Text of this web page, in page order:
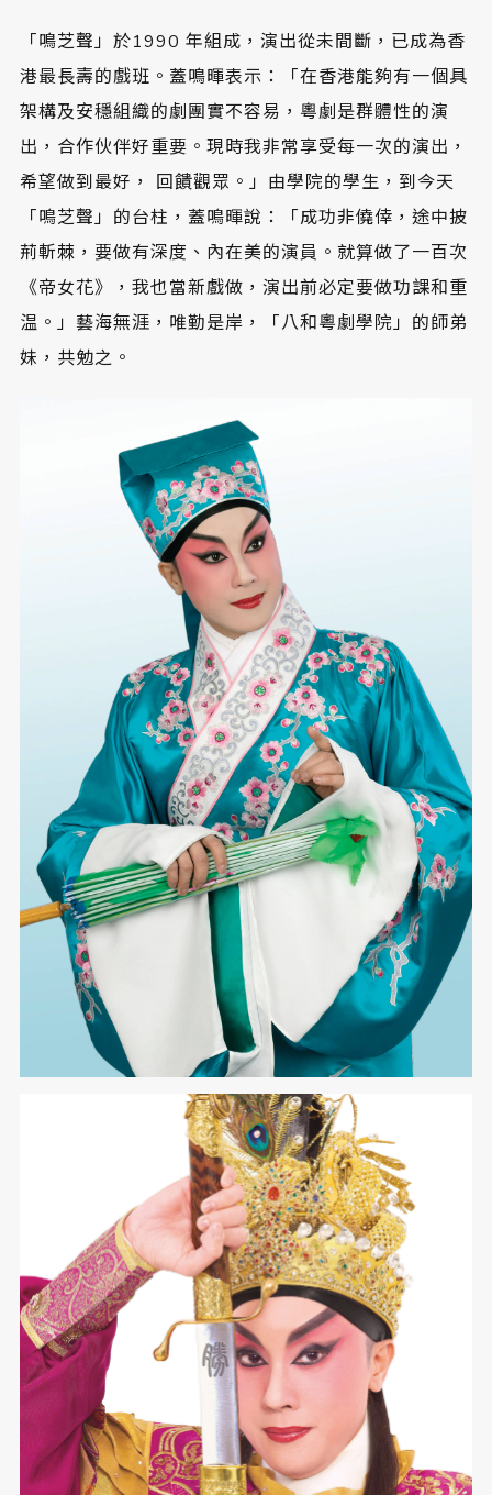
「鳴芝聲」於1990 年組成，演出從未間斷，已成為香
港最長壽的戲班。蓋鳴暉表示：「在香港能夠有一個具
架構及安穩組織的劇團實不容易，粵劇是群體性的演
出，合作伙伴好重要。現時我非常享受每一次的演出，
希望做到最好， 回饋觀眾。」由學院的學生，到今天
「鳴芝聲」的台柱，蓋鳴暉說：「成功非僥倖，途中披
荊斬棘，要做有深度、內在美的演員。就算做了一百次
《帝女花》，我也當新戲做，演出前必定要做功課和重
温。」藝海無涯，唯勤是岸，「八和粵劇學院」的師弟
妹，共勉之。